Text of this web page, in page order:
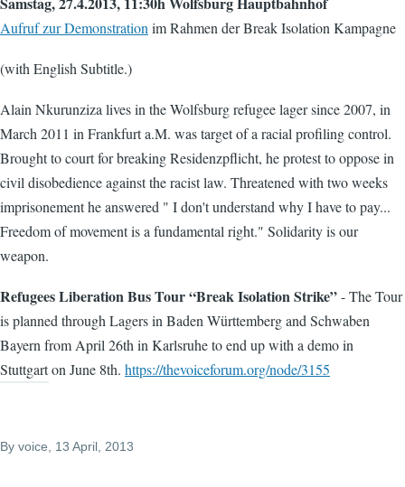
Aufruf zur Demonstration im Rahmen der Break Isolation Kampagne
(with English Subtitle.)
Alain Nkurunziza lives in the Wolfsburg refugee lager since 2007, in
March 2011 in Frankfurt a.M. was target of a racial profiling control.
Brought to court for breaking Residenzpflicht, he protest to oppose in
civil disobedience against the racist law. Threatened with two weeks
imprisonement he answered " I don't understand why I have to pay...
Freedom of movement is a fundamental right." Solidarity is our
weapon.
Refugees Liberation Bus Tour “Break Isolation Strike”- The Tour
is planned through Lagers in Baden Württemberg and Schwaben
Bayern from April 26th in Karlsruhe to end up with a demo in
Stuttgart on June 8th. https://thevoiceforum.org/node/3155
By voice , 13 April, 2013